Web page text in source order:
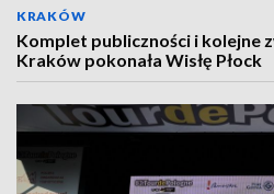
KRAKÓW
Komplet publiczności i kolejne
Kraków pokonała Wisłę Płock